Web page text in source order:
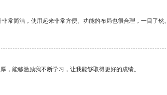
常简洁，使用起来非常方便。功能的布局也很合理，一目了然。
，能够激励我不断学习，让我能够取得更好的成绩。